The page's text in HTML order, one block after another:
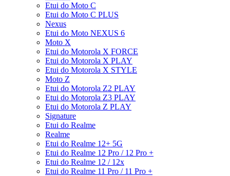
Etui do Moto C
Etui do Moto C PLUS
Nexus
Etui do Moto NEXUS 6
Moto X
Etui do Motorola X FORCE
Etui do Motorola X PLAY
Etui do Motorola X STYLE
Moto Z
Etui do Motorola Z2 PLAY
Etui do Motorola Z3 PLAY
Etui do Motorola Z PLAY
Signature
Etui do Realme
Realme
Etui do Realme 12+ 5G
Etui do Realme 12 Pro / 12 Pro +
Etui do Realme 12 / 12x
Etui do Realme 11 Pro / 11 Pro +